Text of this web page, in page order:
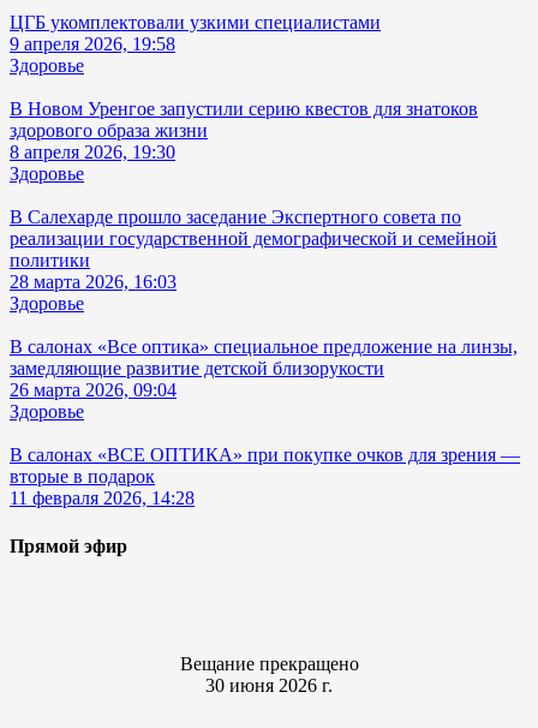
ЦГБ укомплектовали узкими специалистами
9 апреля 2026, 19:58
Здоровье
В Новом Уренгое запустили серию квестов для знатоков
здорового образа жизни
8 апреля 2026, 19:30
Здоровье
В Салехарде прошло заседание Экспертного совета по
реализации государственной демографической и семейной
политики
28 марта 2026, 16:03
Здоровье
В салонах «Все оптика» специальное предложение на линзы,
замедляющие развитие детской близорукости
26 марта 2026, 09:04
Здоровье
В салонах «ВСЕ ОПТИКА» при покупке очков для зрения —
вторые в подарок
11 февраля 2026, 14:28
Прямой эфир
Вещание прекращено
30 июня 2026 г.